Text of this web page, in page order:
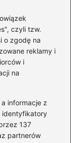
czyli tzw.
o zgodę na
reklamy i
i
na
informacje z
identyfikatory
137
partnerów
i